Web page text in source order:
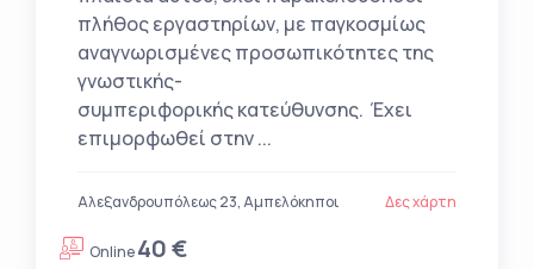
πλήθος εργαστηρίων, με παγκοσμίως
αναγνωρισμένες προσωπικότητες της
γνωστικής-
συμπεριφορικής κατεύθυνσης. Έχει
επιμορφωθεί στην ...
Αλεξανδρουπόλεως 23, Αμπελόκηποι Δες χάρτη
Online40 €